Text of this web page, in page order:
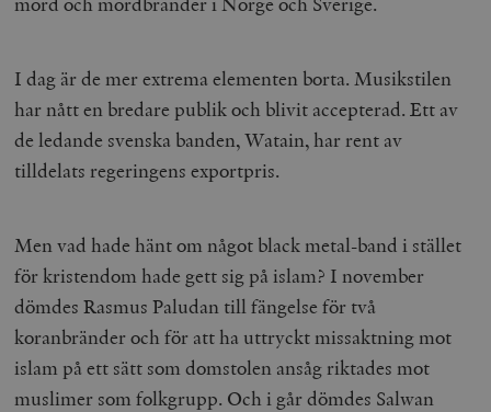
I dag är de mer extrema elementen borta. Musikstilen
har nått en bredare publik och blivit accepterad. Ett av
de ledande svenska banden, Watain, har rent av
tilldelats regeringens exportpris.
Men vad hade hänt om något black metal-band i stället
för kristendom hade gett sig på islam? I november
dömdes Rasmus Paludan till fängelse för två
koranbränder och för att ha uttryckt missaktning mot
islam på ett sätt som domstolen ansåg riktades mot
muslimer som folkgrupp. Och i går dömdes Salwan